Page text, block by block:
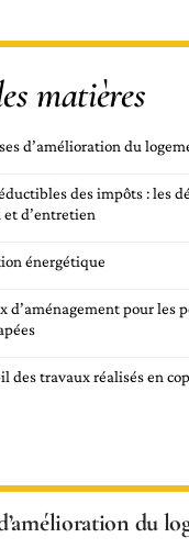
matières
d’amélioration du
des impôts : les
d’entretien
énergétique
d’aménagement pour les
des travaux réalisés en
du